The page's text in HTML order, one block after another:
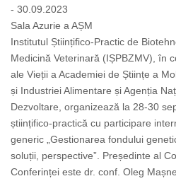
- 30.09.2023
Sala Azurie a AȘM
Institutul Științifico-Practic de
Medicină Veterinară (IȘPBZMV), în
ale Vieții a Academiei de Științe a
și Industriei Alimentare și Agenția
Dezvoltare, organizează la 28-30
științifico-practică cu participare
generic „Gestionarea fondului
soluții, perspective”. Președinte al
Conferinței este dr. conf. Oleg